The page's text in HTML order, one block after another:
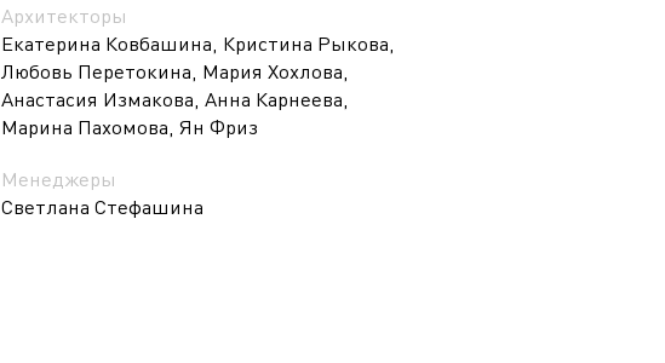
Архитекторы
Екатерина Ковбашина, Кристина Рыкова,
Любовь Перетокина, Мария Хохлова,
Анастасия Измакова, Анна Карнеева,
Марина Пахомова, Ян Фриз
Менеджеры
Светлана Стефашина